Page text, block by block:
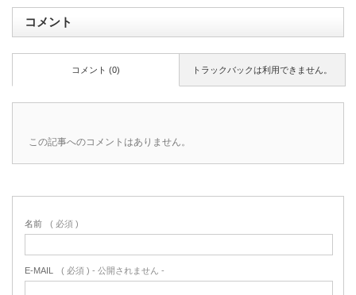
コメント
トラックバックは利用できません。
コメント (0)
この記事へのコメントはありません。
名前 ( 必須 )
E-MAIL ( 必須 ) - 公開されません -